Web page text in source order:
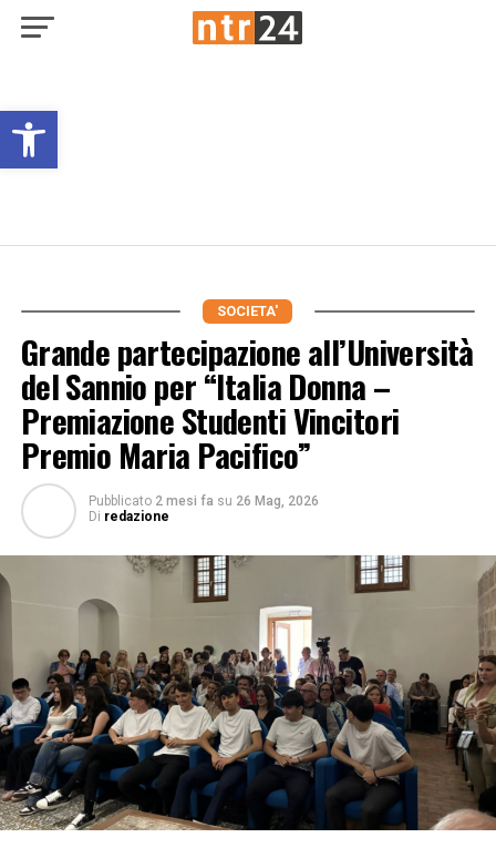
Open toolbar
SOCIETA'
Grande partecipazione all’Università
del Sannio per “Italia Donna –
Premiazione Studenti Vincitori
Premio Maria Pacifico”
Pubblicato 2 mesi fa su 26 Mag, 2026
Di redazione